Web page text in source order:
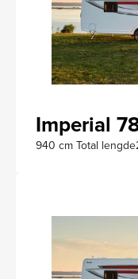
Imperial
940 cm Total lengde